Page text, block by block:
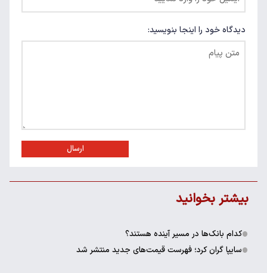
دیدگاه خود را اینجا بنویسید:
ارسال
بیشتر بخوانید
کدام بانک‌ها در مسیر آینده هستند؟
سایپا گران کرد؛ فهرست قیمت‌های جدید منتشر شد